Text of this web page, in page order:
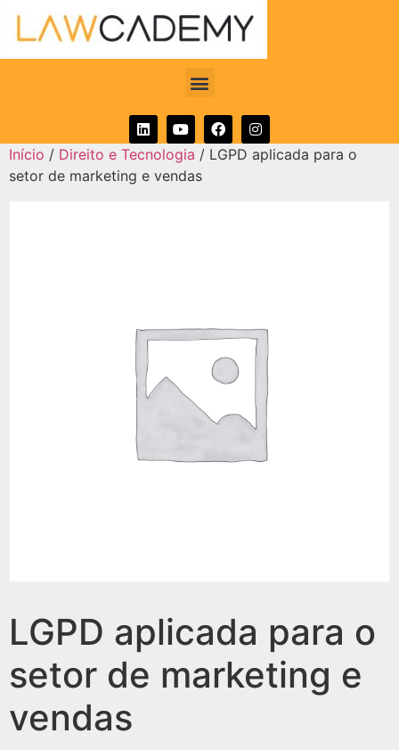
Início / Direito e Tecnologia / LGPD aplicada para o
setor de marketing e vendas
LGPD aplicada para o
setor de marketing e
vendas